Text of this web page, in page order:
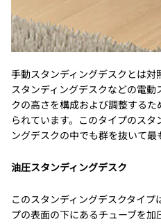
手動スタンディングデスクとは
スタンディングデスクなどの電
クの高さを構成および調整する
られています。このタイプのスタ
ングデスクの中でも群を抜いて最
油圧スタンディングデスク
このスタンディングデスクタイ
プの表面の下にあるチューブを